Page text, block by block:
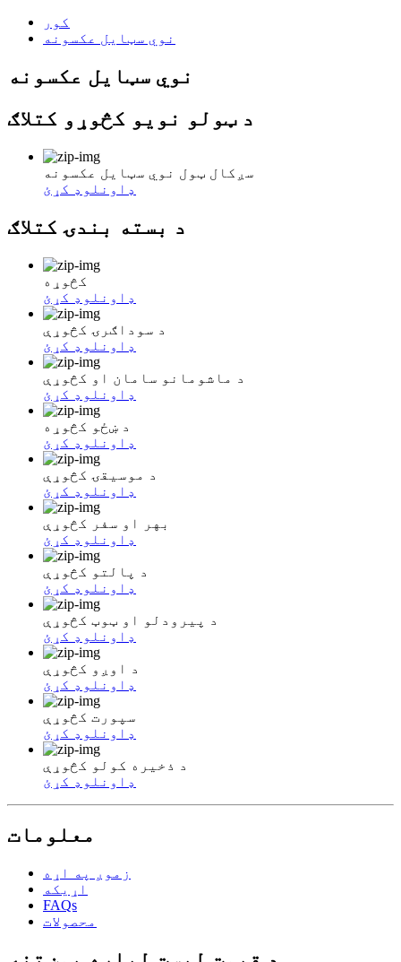
کور
نوي سټایل عکسونه
نوي سټایل عکسونه
د ټولو نویو کڅوړو کتلاګ
سږکال ټول نوي سټایل عکسونه
ډاونلوډ کړئ
د بسته بندۍ کتلاګ
کڅوړه
ډاونلوډ کړئ
د سوداګرۍ کڅوړې
ډاونلوډ کړئ
د ماشومانو سامان او کڅوړې
ډاونلوډ کړئ
د ښځو کڅوړه
ډاونلوډ کړئ
د موسیقۍ کڅوړې
ډاونلوډ کړئ
بهر او سفر کڅوړې
ډاونلوډ کړئ
د پالتو کڅوړې
ډاونلوډ کړئ
د پیرودلو او ټوټ کڅوړې
ډاونلوډ کړئ
د اوږو کڅوړې
ډاونلوډ کړئ
سپورت کڅوړې
ډاونلوډ کړئ
د ذخیره کولو کڅوړې
ډاونلوډ کړئ
معلومات
زموږ په اړه
اړیکه
FAQs
محصولات